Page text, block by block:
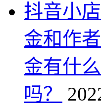
抖音小
金和作
金有什
吗？